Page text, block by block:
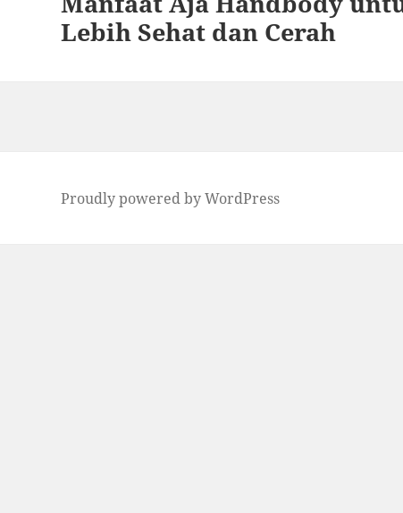
post:
Lebih Sehat dan Cerah
Proudly powered by WordPress